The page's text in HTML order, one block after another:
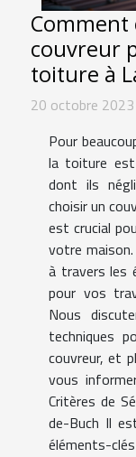
couvreur
toiture à
20 octobre
Pour
la toiture est
dont ils
choisir un
est crucial
votre
à travers les
pour vos
Nous
techniques
couvreur, et
vous
Critères de
de-Buch Il
éléments-clés